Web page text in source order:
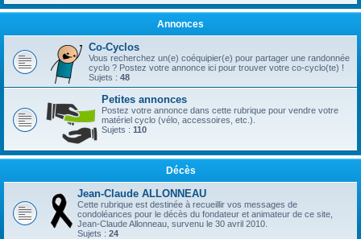
Annonces
Co-Cyclos
Vous recherchez un(e) coéquipier(e) pour partager une randonnée
cyclo ? Postez votre annonce ici pour trouver votre co-cyclo(te) !
Sujets : 48
Petites annonces
Postez votre annonce dans cette rubrique pour vendre votre
matériel cyclo (vélo, accessoires, etc.).
Sujets : 110
Décès
Jean-Claude ALLONNEAU
Cette rubrique est destinée à recueillir vos messages de
condoléances pour le décès du fondateur et animateur de ce site,
Jean-Claude Allonneau, survenu le 30 avril 2010.
Sujets : 24